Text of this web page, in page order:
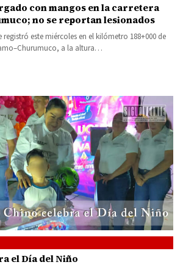
con mangos en la carretera
no se reportan lesionados
este miércoles en el kilómetro 188+000 de
a la altura…
el Día del Niño